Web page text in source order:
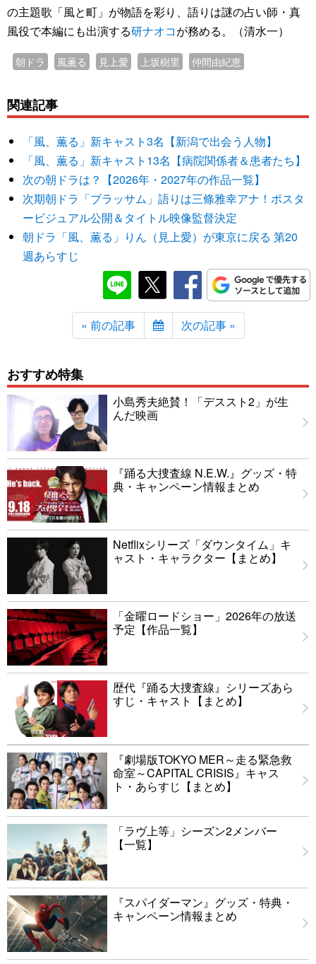
の主題歌「風と町」が物語を彩り、語りは謎の占い師・真
風役で本編にも出演する研ナオコが務める。（清水一）
朝ドラ 風薫る 見上愛 上坂樹里 仲間由紀恵
関連記事
「風、薫る」新キャスト3名【新潟で出会う人物】
「風、薫る」新キャスト13名【病院関係者＆患者たち】
次の朝ドラは？【2026年・2027年の作品一覧】
次期朝ドラ「ブラッサム」語りは三條雅幸アナ！ポスタ
ービジュアル公開＆タイトル映像監督決定
朝ドラ「風、薫る」りん（見上愛）が東京に戻る 第20
週あらすじ
« 前の記事 次の記事 »
おすすめ特集
小島秀夫絶賛！「デススト2」が生
んだ映画
『踊る大捜査線 N.E.W.』グッズ・特
典・キャンペーン情報まとめ
Netflixシリーズ「ダウンタイム」キ
ャスト・キャラクター【まとめ】
「金曜ロードショー」2026年の放送
予定【作品一覧】
歴代『踊る大捜査線』シリーズあら
すじ・キャスト【まとめ】
『劇場版TOKYO MER～走る緊急救
命室～CAPITAL CRISIS』キャス
ト・あらすじ【まとめ】
「ラヴ上等」シーズン2メンバー
【一覧】
『スパイダーマン』グッズ・特典・
キャンペーン情報まとめ